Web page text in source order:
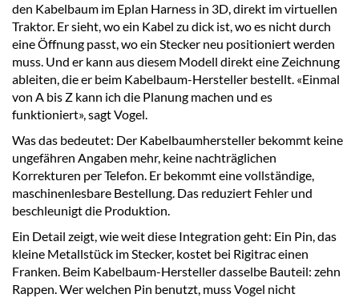
den Kabelbaum im Eplan Harness in 3D, direkt im virtuellen
Traktor. Er sieht, wo ein Kabel zu dick ist, wo es nicht durch
eine Öffnung passt, wo ein Stecker neu positioniert werden
muss. Und er kann aus diesem Modell direkt eine Zeichnung
ableiten, die er beim Kabelbaum-Hersteller bestellt. «Einmal
von A bis Z kann ich die Planung machen und es
funktioniert», sagt Vogel.
Was das bedeutet: Der Kabelbaumhersteller bekommt keine
ungefähren Angaben mehr, keine nachträglichen
Korrekturen per Telefon. Er bekommt eine vollständige,
maschinenlesbare Bestellung. Das reduziert Fehler und
beschleunigt die Produktion.
Ein Detail zeigt, wie weit diese Integration geht: Ein Pin, das
kleine Metallstück im Stecker, kostet bei Rigitrac einen
Franken. Beim Kabelbaum-Hersteller dasselbe Bauteil: zehn
Rappen. Wer welchen Pin benutzt, muss Vogel nicht